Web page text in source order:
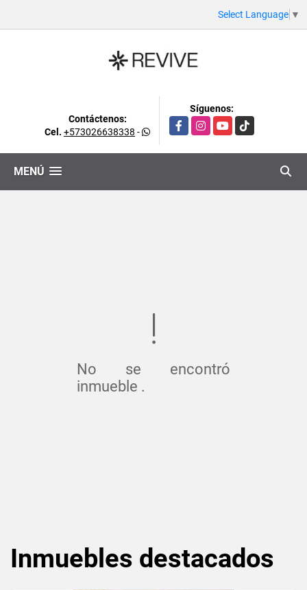
Select Language ▼
Contáctenos:
Cel. +573026638338 -
Síguenos:
FacebookInstagramYouTubeTikTok
MENÚ
No se encontró
inmueble .
Inmuebles destacados